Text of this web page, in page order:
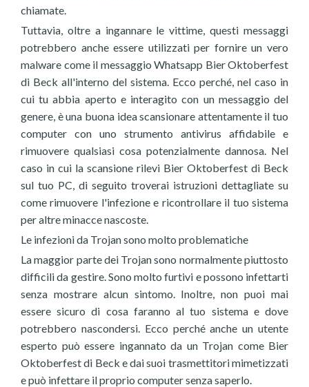
chiamate.
Tuttavia, oltre a ingannare le vittime, questi messaggi
potrebbero anche essere utilizzati per fornire un vero
malware come il messaggio Whatsapp Bier Oktoberfest
di Beck all'interno del sistema. Ecco perché, nel caso in
cui tu abbia aperto e interagito con un messaggio del
genere, è una buona idea scansionare attentamente il tuo
computer con uno strumento antivirus affidabile e
rimuovere qualsiasi cosa potenzialmente dannosa. Nel
caso in cui la scansione rilevi Bier Oktoberfest di Beck
sul tuo PC, di seguito troverai istruzioni dettagliate su
come rimuovere l'infezione e ricontrollare il tuo sistema
per altre minacce nascoste.
Le infezioni da Trojan sono molto problematiche
La maggior parte dei Trojan sono normalmente piuttosto
difficili da gestire. Sono molto furtivi e possono infettarti
senza mostrare alcun sintomo. Inoltre, non puoi mai
essere sicuro di cosa faranno al tuo sistema e dove
potrebbero nascondersi. Ecco perché anche un utente
esperto può essere ingannato da un Trojan come Bier
Oktoberfest di Beck e dai suoi trasmettitori mimetizzati
e può infettare il proprio computer senza saperlo.